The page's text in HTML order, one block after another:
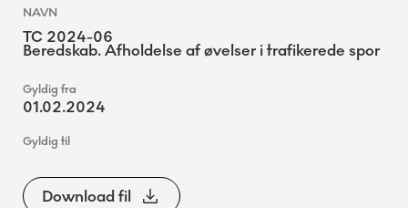
TC 2024-06
Beredskab. Afholdelse af øvelser i trafikerede spor
01.02.2024
Download fil